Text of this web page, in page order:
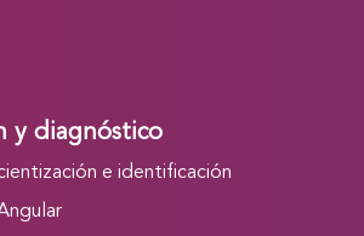
y diagnóstico
e identificación